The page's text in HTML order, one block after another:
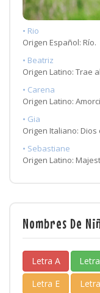
• Rio
Origen Español: Río.
• Beatriz
Origen Latino: Trae
• Carena
Origen Latino:
• Gia
Origen Italiano:
• Sebastiane
Origen Latino:
Nombres De
Letra A
Letra E